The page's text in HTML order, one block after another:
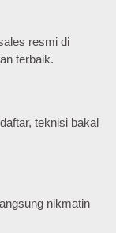
resmi di
terbaik.
teknisi bakal
nikmatin